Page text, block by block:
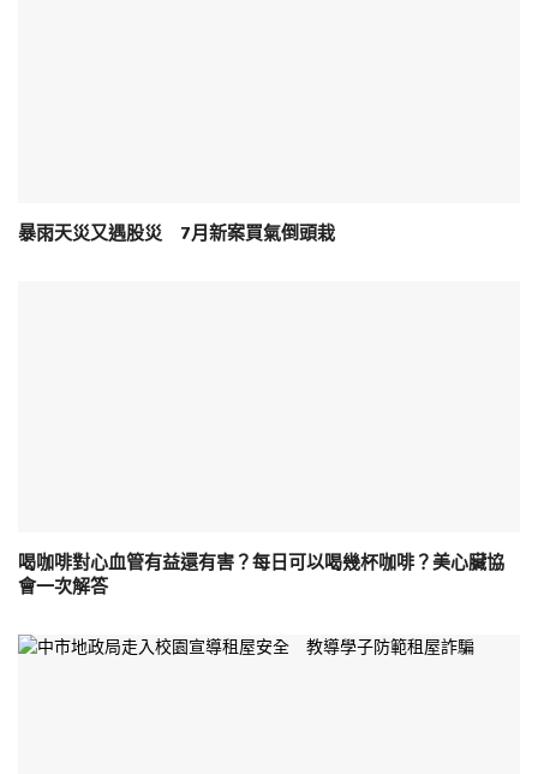
暴雨天災又遇股災 7月新案買氣倒頭栽
喝咖啡對心血管有益還有害？每日可以喝幾杯咖啡？美心臟協
會一次解答